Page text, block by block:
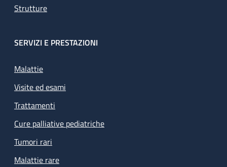
Strutture
SERVIZI E PRESTAZIONI
Malattie
Visite ed esami
Trattamenti
Cure palliative pediatriche
Tumori rari
Malattie rare